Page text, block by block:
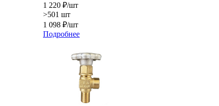
1 220 ₽/шт
>501 шт
1 098 ₽/шт
Подробнее